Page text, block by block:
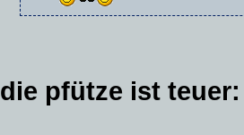
die pfütze ist teuer: